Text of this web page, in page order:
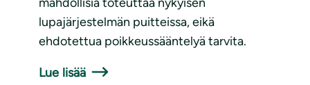
lupajärjestelmän puitteissa, eikä
ehdotettua poikkeussääntelyä tarvita.
Lue lisää